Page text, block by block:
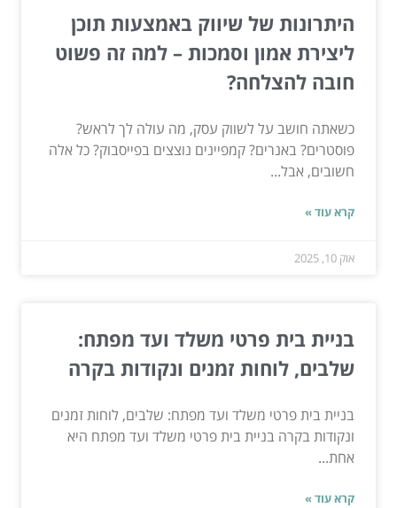
היתרונות של שיווק באמצעות תוכן
ליצירת אמון וסמכות – למה זה פשוט
חובה להצלחה?
כשאתה חושב על לשווק עסק, מה עולה לך לראש?
פוסטרים? באנרים? קמפיינים נוצצים בפייסבוק? כל אלה
חשובים, אבל...
קרא עוד »
אוק 10, 2025
בניית בית פרטי משלד ועד מפתח:
שלבים, לוחות זמנים ונקודות בקרה
בניית בית פרטי משלד ועד מפתח: שלבים, לוחות זמנים
ונקודות בקרה בניית בית פרטי משלד ועד מפתח היא
אחת...
קרא עוד »